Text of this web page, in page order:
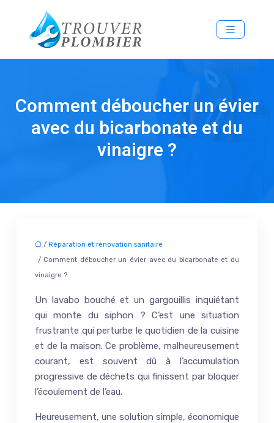
Comment déboucher un évier
avec du bicarbonate et du
vinaigre ?
/ Réparation et rénovation sanitaire
/ Comment déboucher un évier avec du bicarbonate et du
vinaigre ?
Un lavabo bouché et un gargouillis inquiétant
qui monte du siphon ? C’est une situation
frustrante qui perturbe le quotidien de la cuisine
et de la maison. Ce problème, malheureusement
courant, est souvent dû à l’accumulation
progressive de déchets qui finissent par bloquer
l’écoulement de l’eau.
Heureusement, une solution simple, économique